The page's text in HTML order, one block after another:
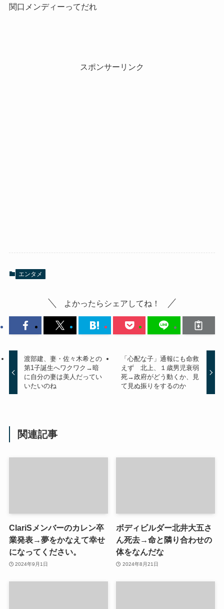
関口メンディーってだれ
スポンサーリンク
エンタメ
よかったらシェアしてね！
渡部建、妻・佐々木希との
第1子誕生へワクワク→暗
に自分の妻は美人だってい
いたいのね
「心配な子」通報にも命救
えず 北上、１歳男児衰弱
死→政府がどう動くか、見
て見ぬ振りをするのか
関連記事
ClariSメンバーのカレン卒
業発表→夢をかなえて幸せ
になってください。
2024年9月1日
ボディビルダー北井大五さ
ん死去→命と隣り合わせの
体をなんだな
2024年8月21日